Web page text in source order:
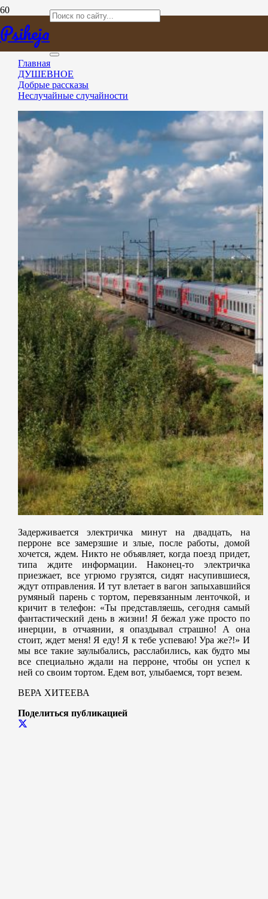
Psiheja
Неслучайные случайности
Главная
ДУШЕВНОЕ
Добрые рассказы
Неслучайные случайности
Задерживается электричка минут на двадцать, на
перроне все замерзшие и злые, после работы, домой
хочется, ждем. Никто не объявляет, когда поезд придет,
типа ждите информации. Наконец-то электричка
приезжает, все угрюмо грузятся, сидят насупившиеся,
ждут отправления. И тут влетает в вагон запыхавшийся
румяный парень с тортом, перевязанным ленточкой, и
кричит в телефон: «Ты представляешь, сегодня самый
фантастический день в жизни! Я бежал уже просто по
инерции, в отчаянии, я опаздывал страшно! А она
стоит, ждет меня! Я еду! Я к тебе успеваю! Ура же?!» И
мы все такие заулыбались, расслабились, как будто мы
все специально ждали на перроне, чтобы он успел к
ней со своим тортом. Едем вот, улыбаемся, торт везем.
ВЕРА ХИТЕЕВА
Поделиться публикацией